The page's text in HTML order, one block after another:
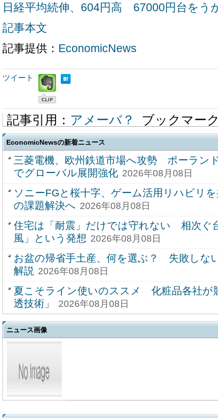
日経平均続伸、604円高 67000円台をう
記事本文
記事提供： EconomicNews
ツイート
記事引用： アメーバ？ ブックマー
EconomicNewsの新着ニュース
三菱電機、欧州鉄道市場へ攻勢 ポーラン
でグローバル展開強化 2026年08月08日
ソニーFGと桜十字、ゲーム活用リハビリ
の課題解決へ 2026年08月08日
住宅は「耐震」だけでは守れない 相次ぐ
風」という発想 2026年08月08日
お盆の帰省手土産、何を選ぶ？ 失敗しな
解説 2026年08月08日
夏こそライン使いのススメ 化粧品各社が
透技術」
2026年08月08日
ニュース画像